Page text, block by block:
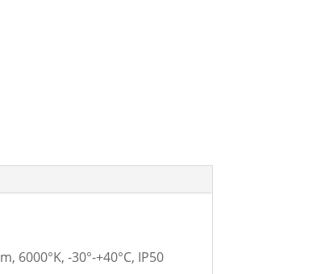
6000°K, -30°-+40°C, IP50